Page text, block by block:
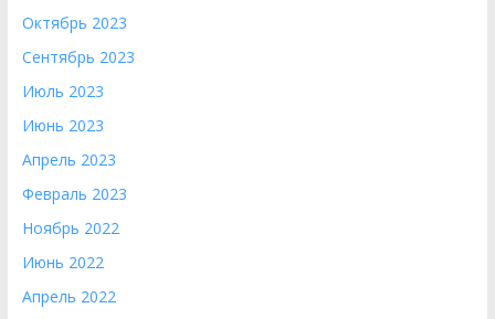
Октябрь 2023
Сентябрь 2023
Июль 2023
Июнь 2023
Апрель 2023
Февраль 2023
Ноябрь 2022
Июнь 2022
Апрель 2022